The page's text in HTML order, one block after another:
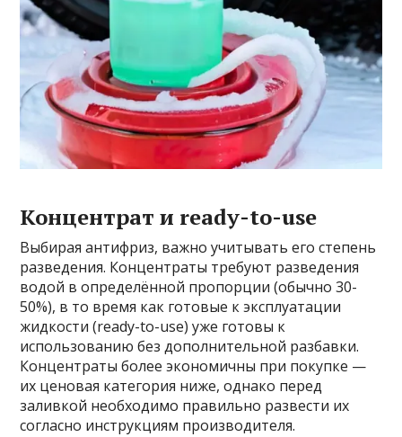
Концентрат и ready-to-use
Выбирая антифриз, важно учитывать его степень
разведения. Концентраты требуют разведения
водой в определённой пропорции (обычно 30-
50%), в то время как готовые к эксплуатации
жидкости (ready-to-use) уже готовы к
использованию без дополнительной разбавки.
Концентраты более экономичны при покупке —
их ценовая категория ниже, однако перед
заливкой необходимо правильно развести их
согласно инструкциям производителя.